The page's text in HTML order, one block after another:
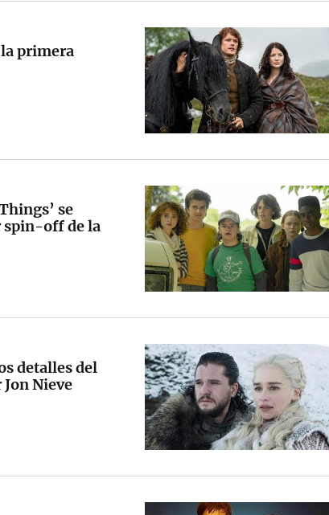
la primera
se
spin-off de la
detalles del
Nieve